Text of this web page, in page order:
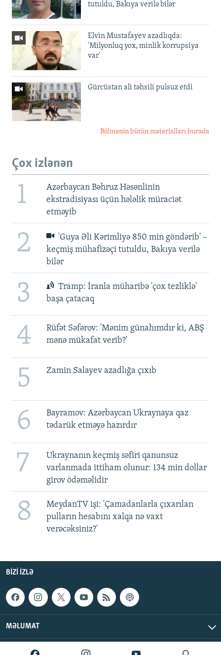
tutuldu, Bakıya verilə bilər
Elvin Mustafayev azadlıqda:
'Milyonluq yox, minlik korrupsiya
var'
Gürcüstan ali təhsili pulsuz etdi
Bölmənin bütün materialları burada
Çox izlənən
1
Azərbaycan Bəhruz Həsənlinin
ekstradisiyası üçün hələlik müraciət
etməyib
2
'Guya Əli Kərimliyə 850 min göndərib' –
keçmiş mühafizəçi tutuldu, Bakıya verilə
bilər
3
Tramp: İranla müharibə 'çox tezliklə'
başa çatacaq
4
Rüfət Səfərov: 'Mənim günahımdır ki, ABŞ
mənə mükafat verib?'
5 Zamin Salayev azadlığa çıxıb
6
Bayramov: Azərbaycan Ukraynaya qaz
tədarük etməyə hazırdır
7
Ukraynanın keçmiş səfiri qanunsuz
varlanmada ittiham olunur: 134 min dollar
girov ödəməlidir
8
MeydanTV işi: 'Çamadanlarla çıxarılan
pulların hesabını xalqa nə vaxt
verəcəksiniz?'
BIZI IZLƏ
MƏLUMAT
AzadlıqRadiosu © 2026 Inc. | Bütün hüquqlar qorunur